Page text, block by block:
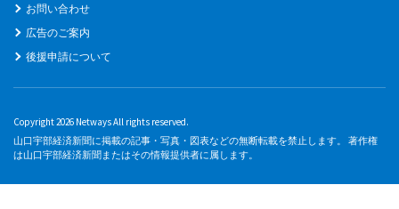
お問い合わせ
広告のご案内
後援申請について
Copyright 2026 Netways All rights reserved.
山口宇部経済新聞に掲載の記事・写真・図表などの無断転載を禁止します。 著作権
は山口宇部経済新聞またはその情報提供者に属します。